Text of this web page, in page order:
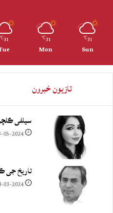
31
℃
Sun
31
℃
Mon
31
℃
تازيون خبرون
سيلفي
05-2024
تاريخ جي
03-2024